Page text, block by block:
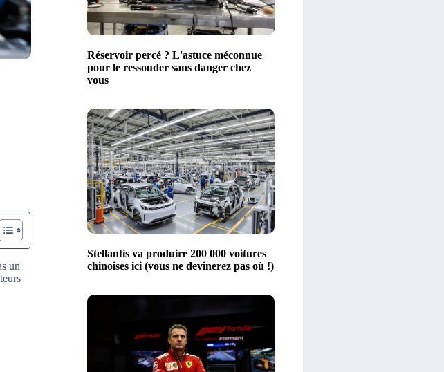
un
Réservoir percé ? L'astuce méconnue
pour le ressouder sans danger chez
vous
Stellantis va produire 200 000 voitures
chinoises ici (vous ne devinerez pas où !)